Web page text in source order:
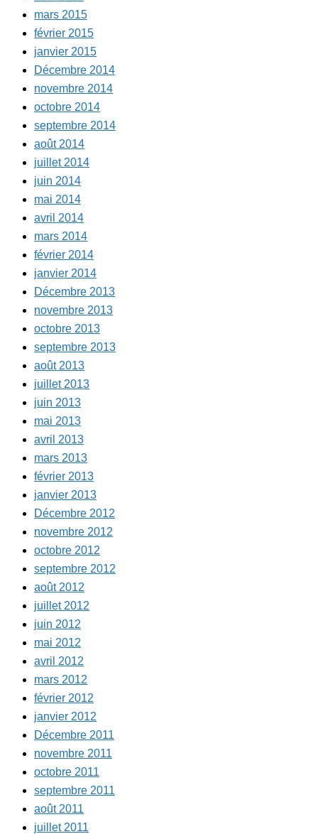
mars 2015
février 2015
janvier 2015
Décembre 2014
novembre 2014
octobre 2014
septembre 2014
août 2014
juillet 2014
juin 2014
mai 2014
avril 2014
mars 2014
février 2014
janvier 2014
Décembre 2013
novembre 2013
octobre 2013
septembre 2013
août 2013
juillet 2013
juin 2013
mai 2013
avril 2013
mars 2013
février 2013
janvier 2013
Décembre 2012
novembre 2012
octobre 2012
septembre 2012
août 2012
juillet 2012
juin 2012
mai 2012
avril 2012
mars 2012
février 2012
janvier 2012
Décembre 2011
novembre 2011
octobre 2011
septembre 2011
août 2011
juillet 2011